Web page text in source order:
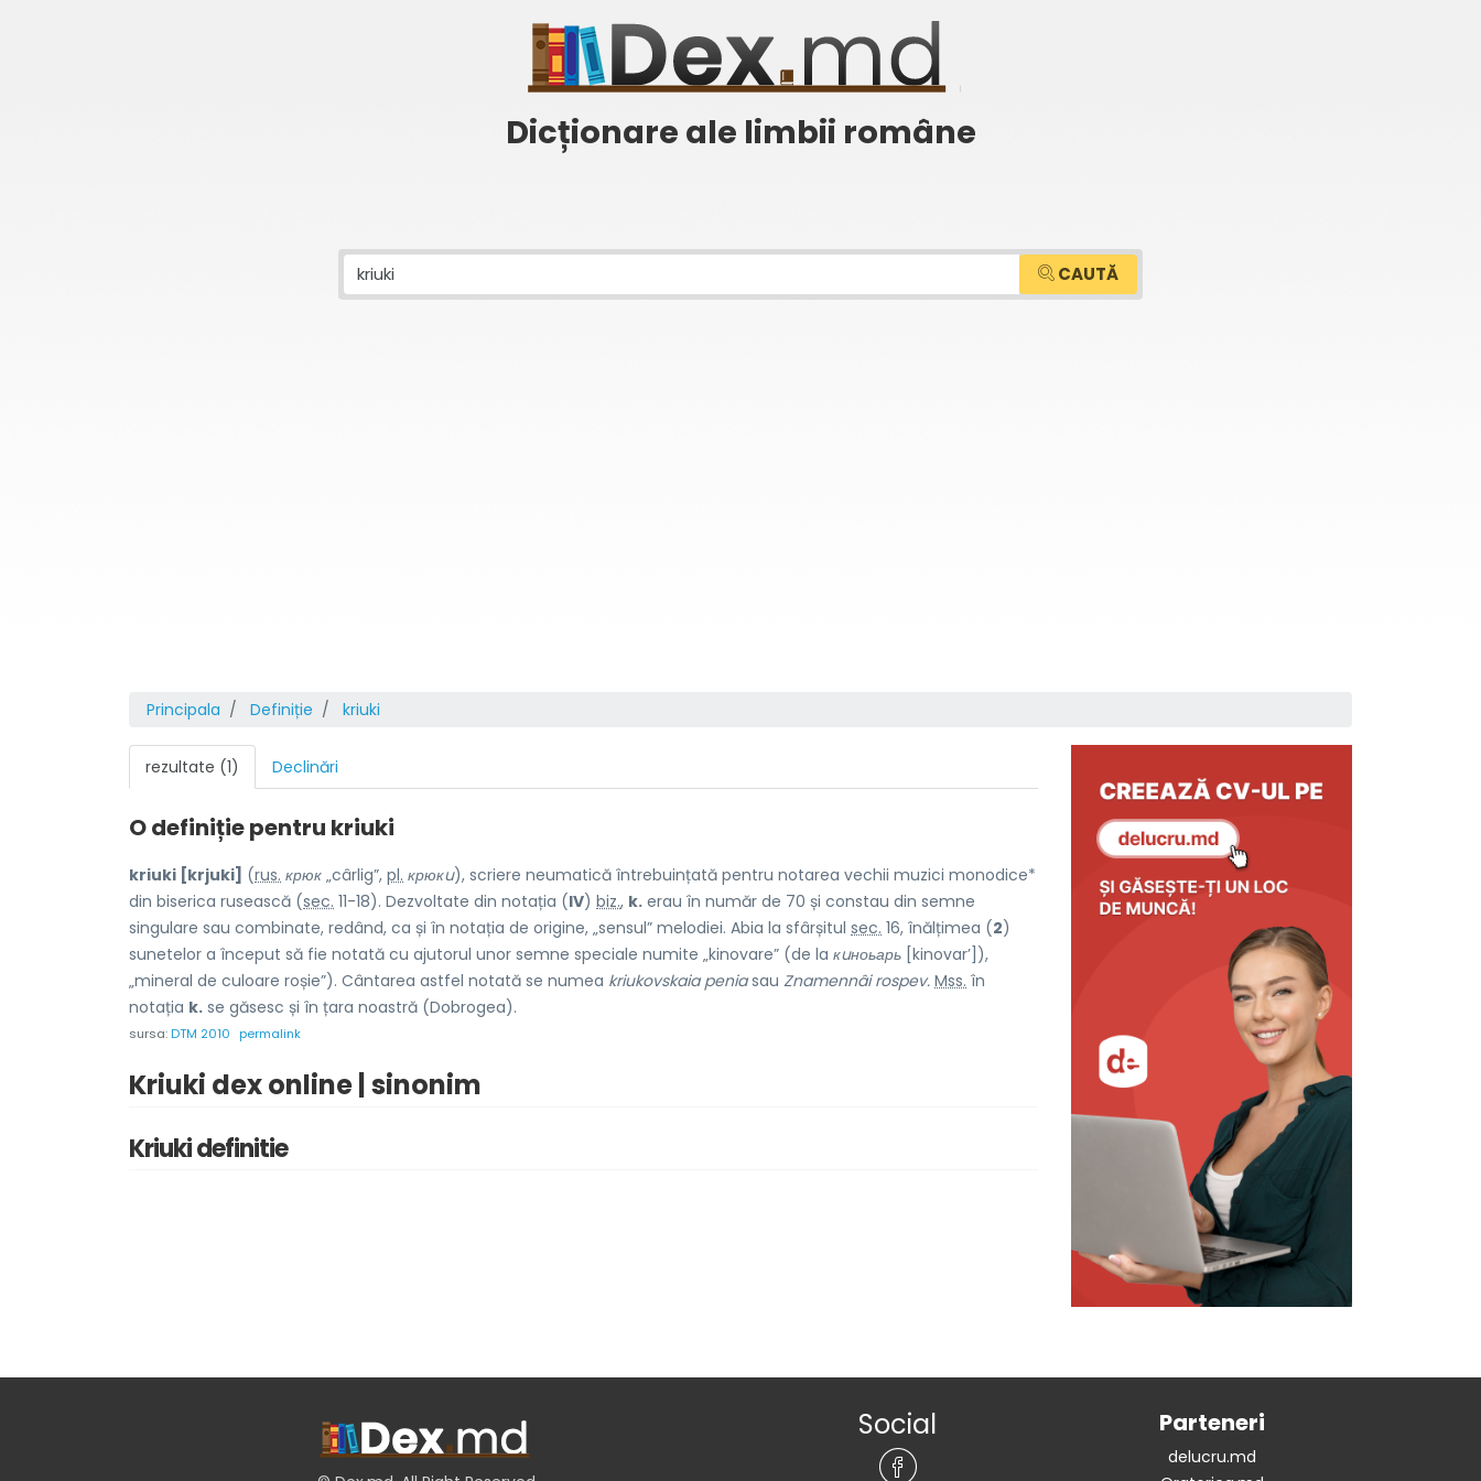
Dicționare ale limbii române
CAUTĂ
Principala Definiție kriuki
rezultate (1) Declinări
O definiție pentru kriuki
kriuki [krjuki] (rus. крюк „cârlig”, pl. крюкu), scriere neumatică întrebuințată pentru notarea vechii muzici monodice*
din biserica rusească (sec. 11-18). Dezvoltate din notația (IV) biz., k. erau în număr de 70 și constau din semne
singulare sau combinate, redând, ca și în notația de origine, „sensul” melodiei. Abia la sfârșitul sec. 16, înălțimea (2)
sunetelor a început să fie notată cu ajutorul unor semne speciale numite „kinovare” (de la кuноьарь [kinovar’]),
„mineral de culoare roșie”). Cântarea astfel notată se numea kriukovskaia peniasau Znamennâi rospev. Mss. în
notația k. se găsesc și în țara noastră (Dobrogea).
sursa:DTM 2010 permalink
Kriuki dex online | sinonim
Kriuki definitie
Social Parteneri
delucru.md